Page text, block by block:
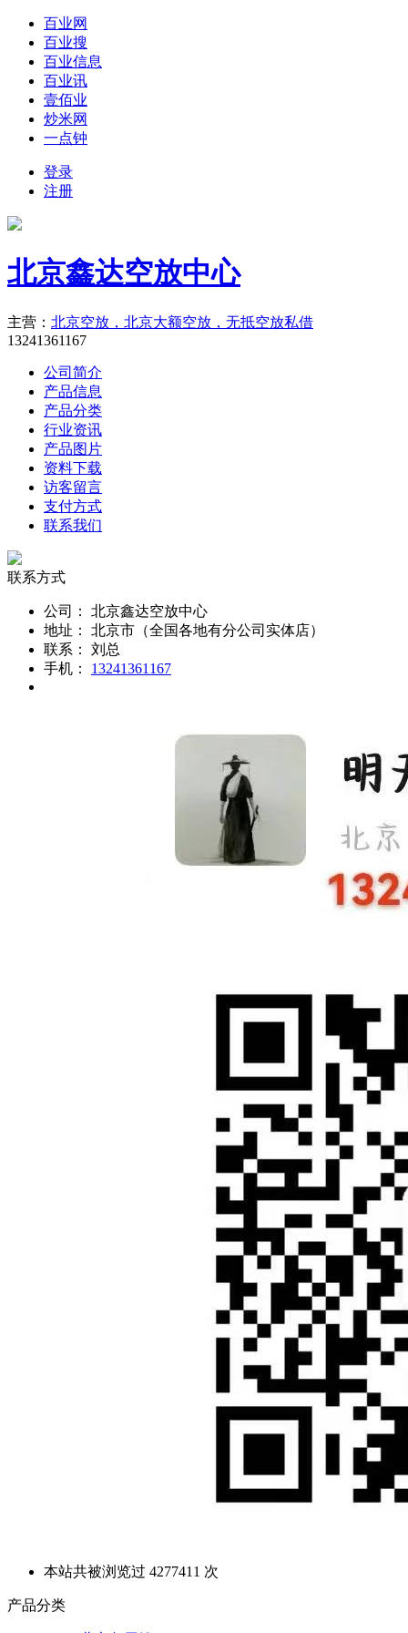
百业网
百业搜
百业信息
百业讯
壹佰业
炒米网
一点钟
登录
注册
北京鑫达空放中心
主营： 北京空放，北京大额空放，无抵空放私借
13241361167
公司简介
产品信息
产品分类
行业资讯
产品图片
资料下载
访客留言
支付方式
联系我们
联系方式
公司：
北京鑫达空放中心
地址：
北京市（全国各地有分公司实体店）
联系：
刘总
手机：
13241361167
本站共被浏览过 4277411 次
产品分类